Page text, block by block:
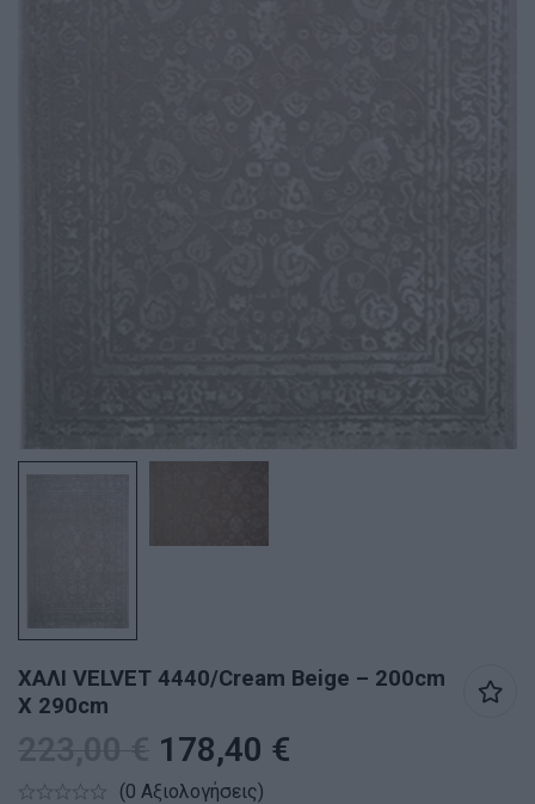
ΧΑΛΙ VELVET 4440/Cream Beige – 200cm
X 290cm
178,40 €
(0 Αξιολογήσεις)